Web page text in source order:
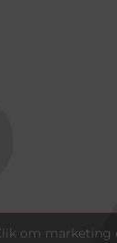
om marketing